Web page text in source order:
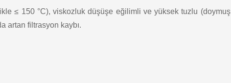
≤ 150 °C), viskozluk düşüşe eğilimli ve yüksek tuzlu (doymuş
artan filtrasyon kaybı.